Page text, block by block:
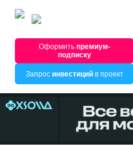
Оформитьпремиум-
подписку
Запрос инвестицийв проект